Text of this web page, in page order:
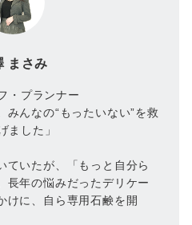
まさみ
・プランナー
みんなの“もったいない”を救
ました」
ていたが、「もっと自分ら
長年の悩みだったデリケー
けに、自ら専用石鹸を開